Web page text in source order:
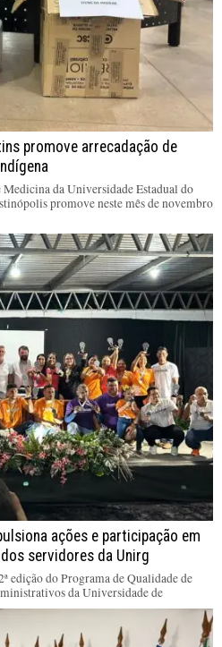
promove arrecadação de
da Universidade Estadual do
promove neste mês de novembro
ações e participação em
servidores da Unirg
edição do Programa de Qualidade de
da Universidade de